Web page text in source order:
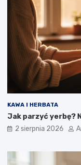
KAWA I HERBATA
Jak parzyć yerbę?
2 sierpnia 2026